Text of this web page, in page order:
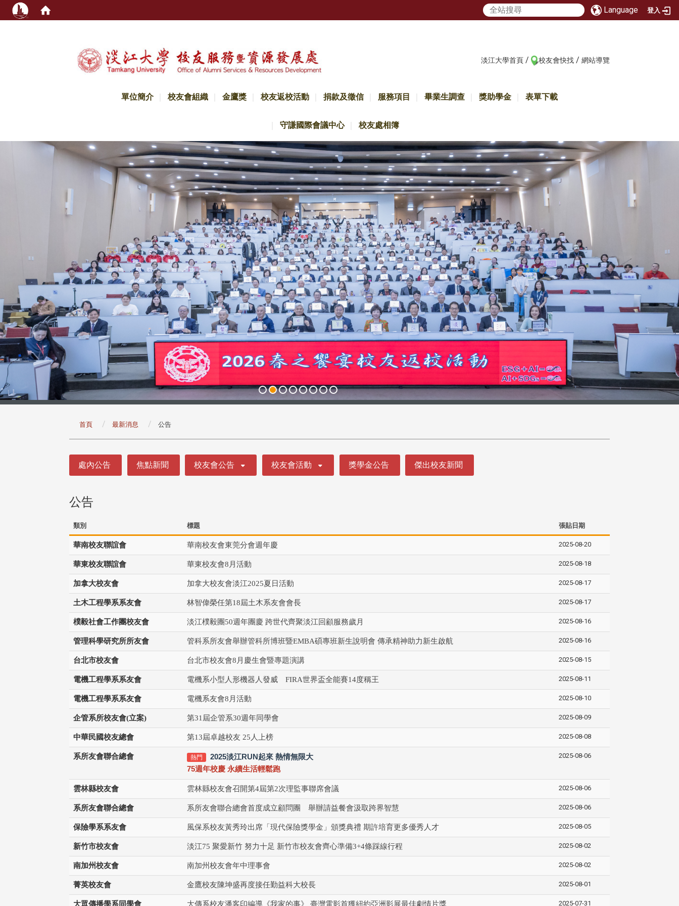
Language 登入
淡江大學首頁 / 校友會快找 / 網站導覽
單位簡介 校友會組織 金鷹獎 校友返校活動 捐款及徵信 服務項目 畢業生調查 獎助學金 表單下載
守謙國際會議中心 校友處相簿
首頁 最新消息 公告
處內公告 焦點新聞 校友會公告 校友會活動 獎學金公告 傑出校友新聞
公告
類別 標題 張貼日期
華南校友聯誼會 華南校友會東莞分會週年慶 2025-08-20
華東校友聯誼會 華東校友會8月活動 2025-08-18
加拿大校友會 加拿大校友會淡江2025夏日活動 2025-08-17
土木工程學系系友會 林智偉榮任第18屆土木系友會會長 2025-08-17
樸毅社會工作團校友會 淡江樸毅團50週年團慶 跨世代齊聚淡江回顧服務歲月 2025-08-16
管理科學研究所所友會 管科系所友會舉辦管科所博班暨EMBA碩專班新生說明會 傳承精神助力新生啟航 2025-08-16
台北市校友會 台北市校友會8月慶生會暨專題演講 2025-08-15
電機工程學系系友會 電機系小型人形機器人發威 FIRA世界盃全能賽14度稱王 2025-08-11
電機工程學系系友會 電機系友會8月活動 2025-08-10
企管系所校友會(立案) 第31屆企管系30週年同學會 2025-08-09
中華民國校友總會 第13屆卓越校友 25人上榜 2025-08-08
系所友會聯合總會 熱門
2025淡江RUN起來 熱情無限大
75週年校慶 永續生活輕鬆跑
2025-08-06
雲林縣校友會 雲林縣校友會召開第4屆第2次理監事聯席會議 2025-08-06
系所友會聯合總會 系所友會聯合總會首度成立顧問團 舉辦請益餐會汲取跨界智慧 2025-08-06
保險學系系友會 風保系校友黃秀玲出席「現代保險獎學金」頒獎典禮 期許培育更多優秀人才 2025-08-05
新竹市校友會 淡江75 聚愛新竹 努力十足 新竹市校友會齊心準備3+4條踩線行程 2025-08-02
南加州校友會 南加州校友會年中理事會 2025-08-02
菁英校友會 金鷹校友陳坤盛再度接任勤益科大校長 2025-08-01
大眾傳播學系同學會 大傳系校友潘客印編導《我家的事》 臺灣電影首獲紐約亞洲影展最佳劇情片獎 2025-07-31